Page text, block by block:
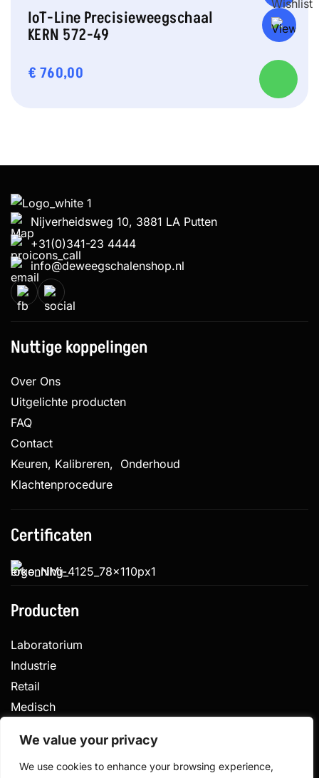
We value your privacy
We use cookies to enhance your browsing experience,
IoT-Line Precisieweegschaal
KERN 572-49
€ 760,00
Nijverheidsweg 10, 3881 LA Putten
+31(0)341-23 4444
info@deweegschalenshop.nl
Nuttige koppelingen
Over Ons
Uitgelichte producten
FAQ
Contact
Keuren, Kalibreren, Onderhoud
Klachtenprocedure
Certificaten
Producten
Laboratorium
Industrie
Retail
Medisch